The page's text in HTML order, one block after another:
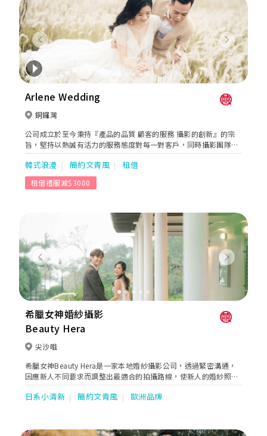
Previous Next
Arlene Wedding
銅鑼灣
公司成立於至今秉持『產品的品質 顧客的服務 攝影的創新』的宗
旨，堅持以熱誠有活力的服務態度對每一對客戶，同時攝影團隊也
不斷開發不同特色的攝影場地，呈現給客戶一張一張充滿回憶溫馨
的畫面。默默地做，仔細地做，用心地做，都是arlene工作團隊的
應有態度，攝影團隊，一向是默默地拍，每張照片都是對客人的責
任，不是show名氣，是呈現最有深度的攝影作品、業務團隊，一
張畫面的完美度，嚴格品管產品的製作，交出最後階段的完美成品
的尊貴客戶。希望公司能跟Arlene wedding的粉絲一年延續一年，
一起共度每一個重要的畫面紀錄、公司項目、本地婚紗攝影、海外
婚紗攝影、婚禮手工婚紗、本地婚禮攝錄、海外婚禮註冊、全家福
攝影、BB攝影、閨蜜照孕婦照。
韓式浪漫 簡約文青風 租借
租借禮服減$3000
Previous Next
希臘女神婚紗攝影
Beauty Hera
尖沙咀
希臘女神Beauty Hera是一家本地婚紗攝影公司，透過緊密溝通，
因應新人不同要求而調整出最適合的拍攝路線，使新人的婚紗照有
著連貫的故事性。同時亦貼心地提供全方位的婚嫁服務。位於婚紗
街的希臘女神提供一站式婚紗外租，婚紗攝影及婚紗攝錄等服務。
日系小清新 簡約文青風 歐洲品牌